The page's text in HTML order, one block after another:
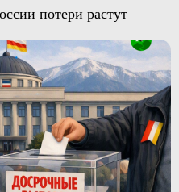
потери растут